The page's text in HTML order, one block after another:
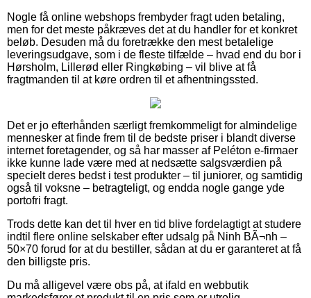
Nogle få online webshops frembyder fragt uden betaling,
men for det meste påkræves det at du handler for et konkret
beløb. Desuden må du foretrække den mest betalelige
leveringsudgave, som i de fleste tilfælde – hvad end du bor i
Hørsholm, Lillerød eller Ringkøbing – vil blive at få
fragtmanden til at køre ordren til et afhentningssted.
Det er jo efterhånden særligt fremkommeligt for almindelige
mennesker at finde frem til de bedste priser i blandt diverse
internet foretagender, og så har masser af Peléton e-firmaer
ikke kunne lade være med at nedsætte salgsværdien på
specielt deres bedst i test produkter – til juniorer, og samtidig
også til voksne – betragteligt, og endda nogle gange yde
portofri fragt.
Trods dette kan det til hver en tid blive fordelagtigt at studere
indtil flere online selskaber efter udsalg på Ninh BÃ¬nh –
50×70 forud for at du bestiller, sådan at du er garanteret at få
den billigste pris.
Du må alligevel være obs på, at ifald en webbutik